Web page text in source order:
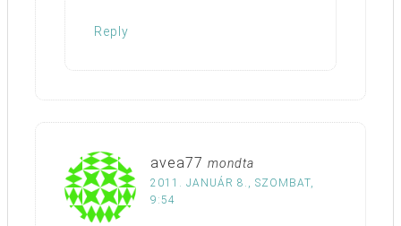
Reply
avea77 mondta
2011. JANUÁR 8., SZOMBAT,
9:54